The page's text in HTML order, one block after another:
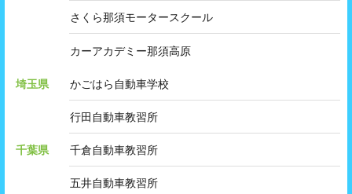
さくら那須モータースクール
カーアカデミー那須高原
埼玉県 かごはら自動車学校
行田自動車教習所
千葉県 千倉自動車教習所
五井自動車教習所